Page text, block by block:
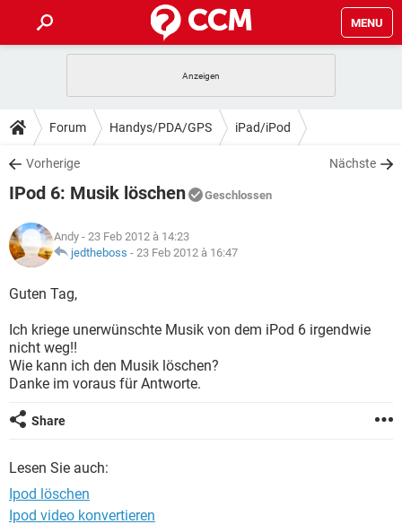
MENU
ANDROID IOS
WINDOWS 10
WHATSAPP TIKTOK
FACEBOOK
TIPPS & TRICKS
SPIELE STREAMING
WHATSAPP
FACEBOOK
DOWNLOADS
SPIELE STREAMING
ANDROID
WINDOWS 10 INSTAGRAM
WHATSAPP
SPIELE
ANDROID
WINDOWS 10
WHATSAPP TIKTOK
FACEBOOK HARDWARE
LEXIKON
SPIELE
WINDOWS 10
WHATSAPP
FACEBOOK
Forum Handys/PDA/GPS iPad/iPod
Vorherige Nächste
IPod 6: Musik löschen Geschlossen
Andy - 23 Feb 2012 à 14:23
jedtheboss - 23 Feb 2012 à 16:47
Guten Tag,
Ich kriege unerwünschte Musik von dem iPod 6 irgendwie
nicht weg!!
Wie kann ich den Musik löschen?
Danke im voraus für Antworte.
Share
Lesen Sie auch:
Ipod löschen
Ipod video konvertieren